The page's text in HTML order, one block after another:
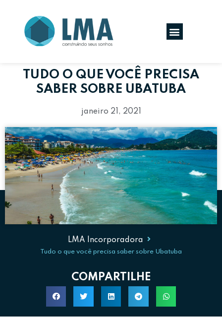
TUDO O QUE VOCÊ PRECISA
SABER SOBRE UBATUBA
janeiro 21, 2021
LMA Incorporadora
Tudo o que você precisa saber sobre Ubatuba
COMPARTILHE